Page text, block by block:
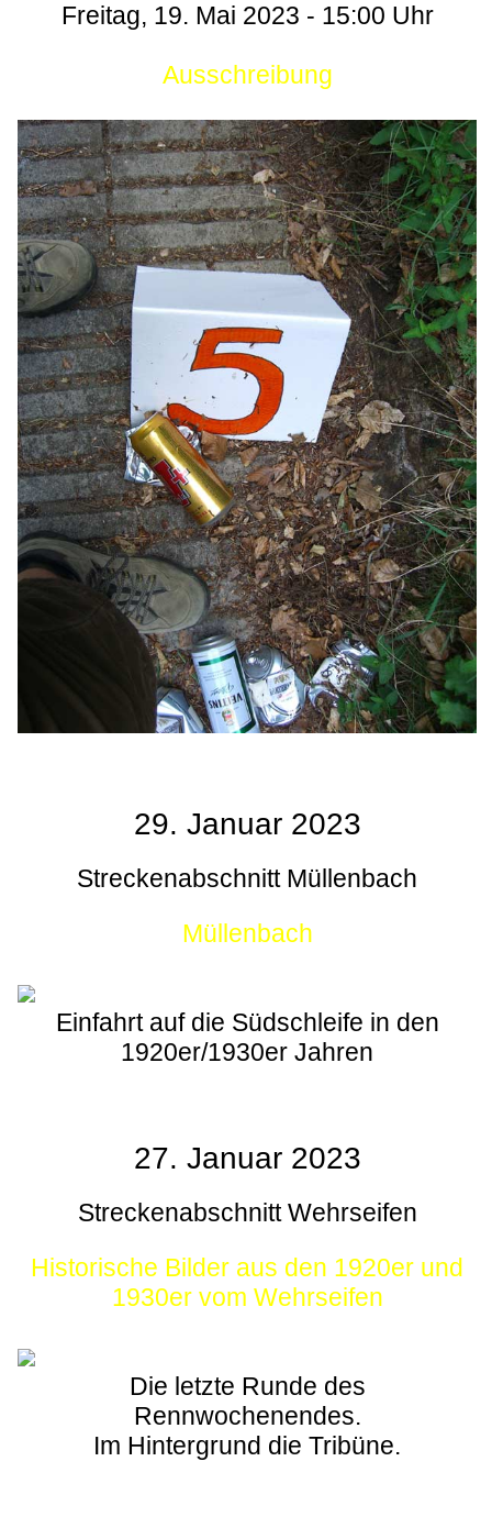
Freitag, 19. Mai 2023 - 15:00 Uhr
Ausschreibung
29. Januar 2023
Streckenabschnitt Müllenbach
Müllenbach
Einfahrt auf die Südschleife in den
1920er/1930er Jahren
27. Januar 2023
Streckenabschnitt Wehrseifen
Historische Bilder aus den 1920er und
1930er vom Wehrseifen
Die letzte Runde des
Rennwochenendes.
Im Hintergrund die Tribüne.